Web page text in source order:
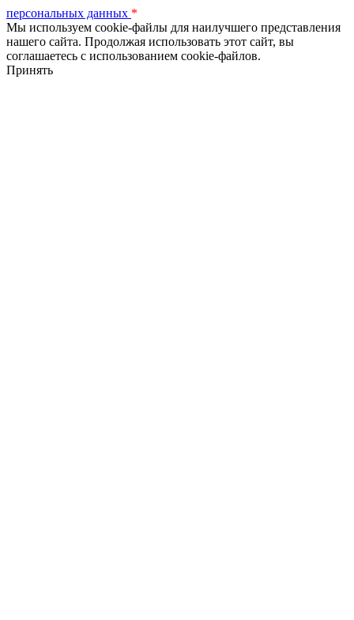
персональных данных *
Мы используем cookie-файлы для наилучшего представления
нашего сайта. Продолжая использовать этот сайт, вы
соглашаетесь с использованием cookie-файлов.
Принять